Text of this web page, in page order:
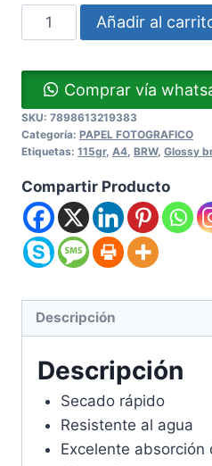
Añadir al
Comprar vía
SKU: 7898613219383
Categoría: PAPEL FOTOGRAFICO
Etiquetas: 115gr, A4 BRW, Glossy
Compartir Producto
Descripción
Descripción
Secado rápido
Resistente al agua
Excelente